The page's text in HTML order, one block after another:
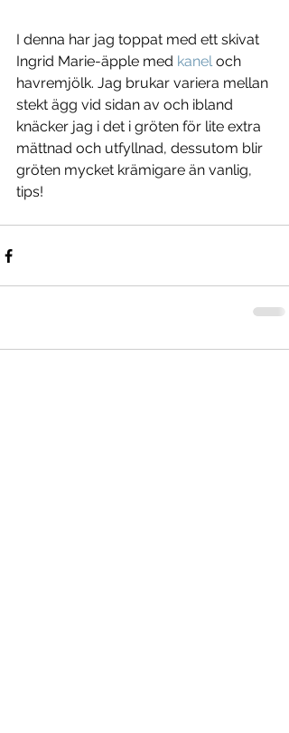
I denna har jag toppat med ett skivat
Ingrid Marie-äpple med kanel och
havremjölk. Jag brukar variera mellan
stekt ägg vid sidan av och ibland
knäcker jag i det i gröten för lite extra
mättnad och utfyllnad, dessutom blir
gröten mycket krämigare än vanlig,
tips!